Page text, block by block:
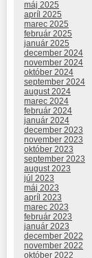
máj 2025
apríl 2025
marec 2025
február 2025
január 2025
december 2024
november 2024
október 2024
september 2024
august 2024
marec 2024
február 2024
január 2024
december 2023
november 2023
október 2023
september 2023
august 2023
júl 2023
máj 2023
apríl 2023
marec 2023
február 2023
január 2023
december 2022
november 2022
október 2022